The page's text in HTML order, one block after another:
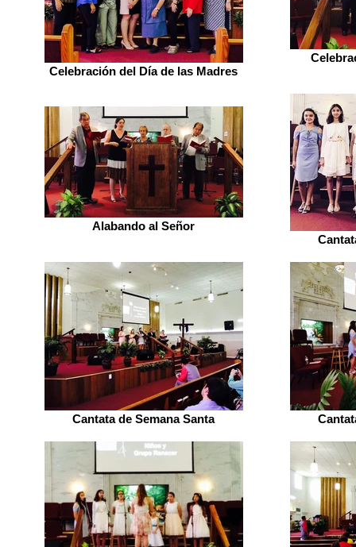
Celebración del Día de las Madres
Alabando al Señor
Cantata de Semana Santa